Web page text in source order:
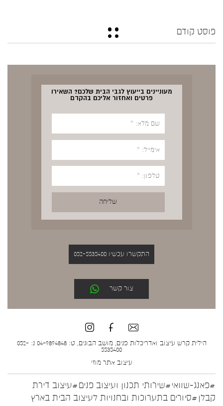
פוסט קודם
מעוניינים בייעוץ לגבי הבית שלכם? השאירו
פרטים ואחזור אליכם בהקדם
התקשרו עכשיו 052-5535400
צור קשר
הילית קרש עיצוב ואדריכלות פנים, מושב הבונים, ט: 04-9894848 נ: 052-
5535400
עיצוב אתר מוזי
#פאנג-שוואי#שירותי תכנון ועיצוב פנים#עיצוב דירת
קבלן #סיורים בתערוכות ובחנויות לעיצוב הבית בארץ